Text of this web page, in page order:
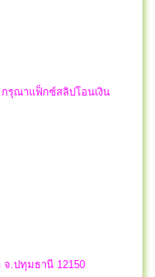
กรุณาแฟ็กซ์สลิปโอนเงิน
จ.ปทุมธานี 12150